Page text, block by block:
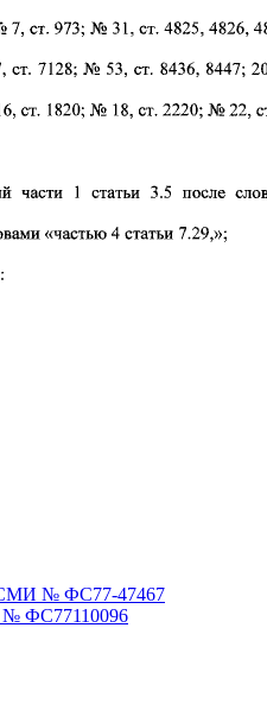
СМИ № ФС77-47467
№ ФС77110096